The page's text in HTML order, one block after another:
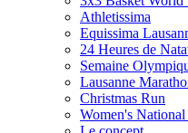
Athletissima
Equissima
24 Heures de
Semaine
Lausanne
Christmas Run
Women's